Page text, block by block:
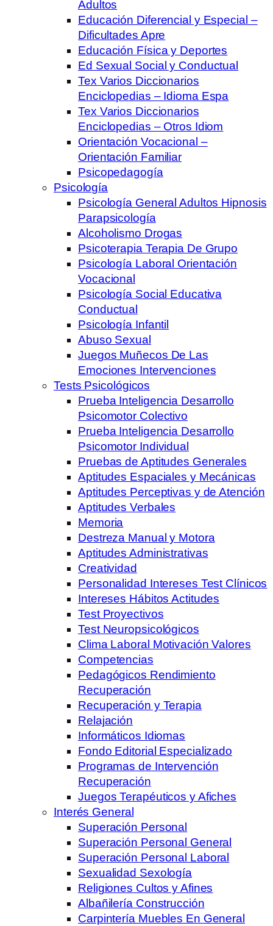
Adultos
Educación Diferencial y Especial –
Dificultades Apre
Educación Física y Deportes
Ed Sexual Social y Conductual
Tex Varios Diccionarios
Enciclopedias – Idioma Espa
Tex Varios Diccionarios
Enciclopedias – Otros Idiom
Orientación Vocacional –
Orientación Familiar
Psicopedagogía
Psicología
Psicología General Adultos Hipnosis
Parapsicología
Alcoholismo Drogas
Psicoterapia Terapia De Grupo
Psicología Laboral Orientación
Vocacional
Psicología Social Educativa
Conductual
Psicología Infantil
Abuso Sexual
Juegos Muñecos De Las
Emociones Intervenciones
Tests Psicológicos
Prueba Inteligencia Desarrollo
Psicomotor Colectivo
Prueba Inteligencia Desarrollo
Psicomotor Individual
Pruebas de Aptitudes Generales
Aptitudes Espaciales y Mecánicas
Aptitudes Perceptivas y de Atención
Aptitudes Verbales
Memoria
Destreza Manual y Motora
Aptitudes Administrativas
Creatividad
Personalidad Intereses Test Clínicos
Intereses Hábitos Actitudes
Test Proyectivos
Test Neuropsicológicos
Clima Laboral Motivación Valores
Competencias
Pedagógicos Rendimiento
Recuperación
Recuperación y Terapia
Relajación
Informáticos Idiomas
Fondo Editorial Especializado
Programas de Intervención
Recuperación
Juegos Terapéuticos y Afiches
Interés General
Superación Personal
Superación Personal General
Superación Personal Laboral
Sexualidad Sexología
Religiones Cultos y Afines
Albañilería Construcción
Carpintería Muebles En General